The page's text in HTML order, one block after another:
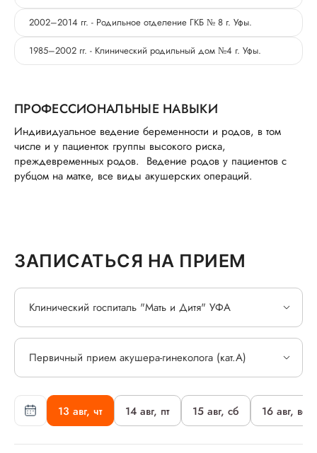
2002–2014 гг. - Родильное отделение ГКБ № 8 г. Уфы.
1985–2002 гг. - Клинический родильный дом №4 г. Уфы.
ПРОФЕССИОНАЛЬНЫЕ НАВЫКИ
Индивидуальное ведение беременности и родов, в том
числе и у пациенток группы высокого риска,
преждевременных родов. Ведение родов у пациентов с
рубцом на матке, все виды акушерских операций.
ЗАПИСАТЬСЯ НА ПРИЕМ
13 авг, чт 14 авг, пт 15 авг, сб 16 авг, вс
Клинический госпиталь "Мать и Дитя" УФА
Первичный прием акушера-гинеколога (кат.А)